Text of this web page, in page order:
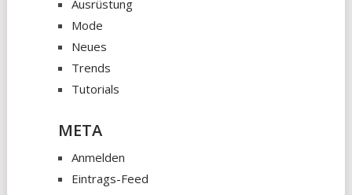
Ausrüstung
Mode
Neues
Trends
Tutorials
META
Anmelden
Eintrags-Feed